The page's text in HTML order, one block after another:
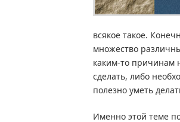
всякое такое.
множество
каким-то причинам
сделать, либо
полезно уметь
Именно этой теме